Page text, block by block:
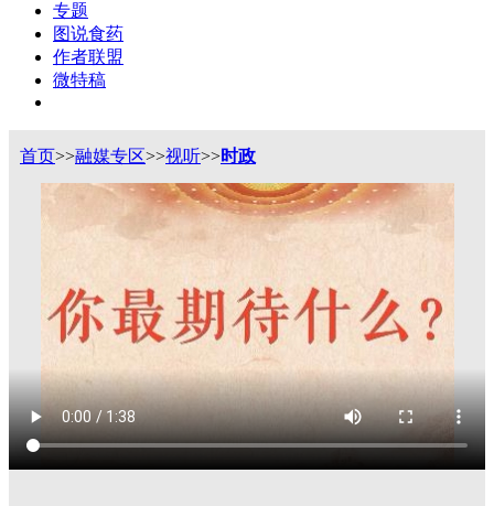
专题
图说食药
作者联盟
微特稿
首页>>融媒专区>>视听>>时政